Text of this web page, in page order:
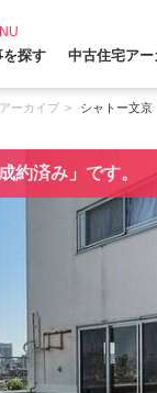
を探す 中古住宅ア
ーカイブ シャトー文京
約済み」です。